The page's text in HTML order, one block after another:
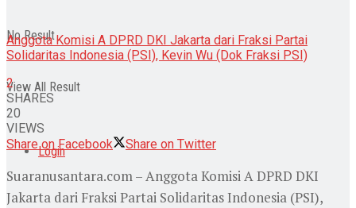
No Result
View All Result
Login
Anggota Komisi A DPRD DKI Jakarta dari Fraksi Partai
Solidaritas Indonesia (PSI), Kevin Wu (Dok Fraksi PSI)
2
SHARES
20
VIEWS
Share on Facebook
Share on Twitter
Suaranusantara.com – Anggota Komisi A DPRD DKI
Jakarta dari Fraksi Partai Solidaritas Indonesia (PSI),